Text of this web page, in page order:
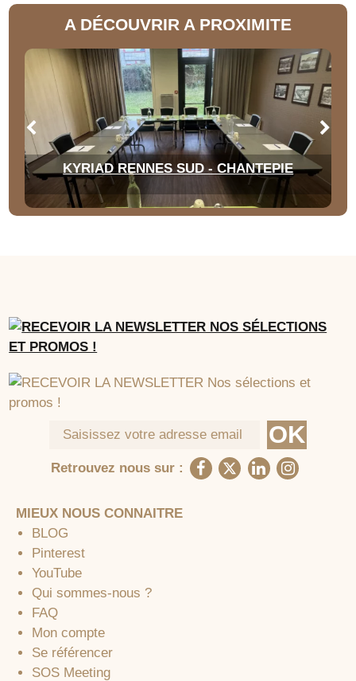
A DÉCOUVRIR A PROXIMITE
KYRIAD RENNES SUD - CHANTEPIE
Retrouvez nous sur :
MIEUX NOUS CONNAITRE
BLOG
Pinterest
YouTube
Qui sommes-nous ?
FAQ
Mon compte
Se référencer
SOS Meeting